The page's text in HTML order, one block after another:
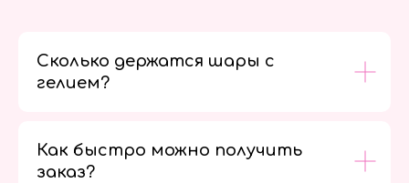
Сколько держатся шары с
гелием?
Как быстро можно получить
заказ?